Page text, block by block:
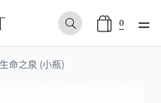
0
生命之泉 (小瓶)